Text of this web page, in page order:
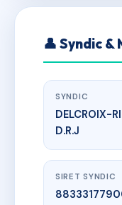
👤 Syndic
SYNDIC
DELCROIX-
D.R.J
SIRET SYNDIC